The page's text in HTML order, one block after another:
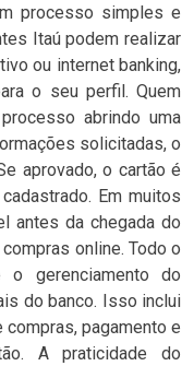
processo simples e
Itaú podem realizar
ou internet banking,
o seu perfil. Quem
abrindo uma
solicitadas, o
aprovado, o cartão é
Em muitos
antes da chegada do
online. Todo o
o gerenciamento do
do banco. Isso inclui
pagamento e
A praticidade do